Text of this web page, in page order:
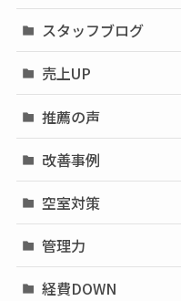
スタッフブログ
売上UP
推薦の声
改善事例
空室対策
管理力
経費DOWN